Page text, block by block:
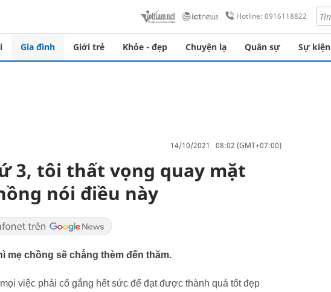
Hotline: 0916118822
Gia đình Giới trẻ Khỏe - đẹp Chuyện lạ Quân sự Sự kiện
14/10/2021 08:02 (GMT+07:00)
3, tôi thất vọng quay mặt
nói điều này
mẹ chồng sẽ chẳng thèm đến thăm.
việc phải cố gắng hết sức để đạt được thành quả tốt đẹp